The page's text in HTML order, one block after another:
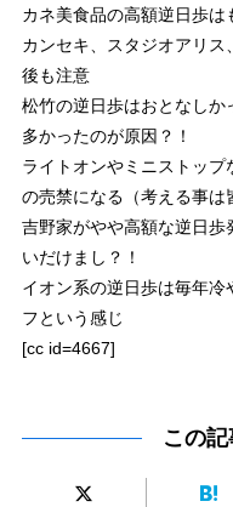
カネ美食品の高額逆日歩は
カンセキ、スタジオアリ
後も注意
松竹の逆日歩はおとなし
多かったのが原因？！
ライトオンやミニストップ
の売禁になる（考える事は
吉野家がやや高額な逆日歩
いだけまし？！
イオン系の逆日歩は毎年
フという感じ
[cc id=4667]
この